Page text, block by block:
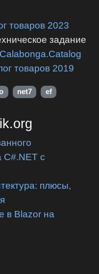
товаров 2023
задание
товаров 2019
net7 ef
C#.NET с
плюсы,
в Blazor на